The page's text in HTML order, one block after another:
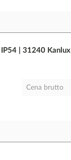
| 31240 Kanlux
Cena brutto